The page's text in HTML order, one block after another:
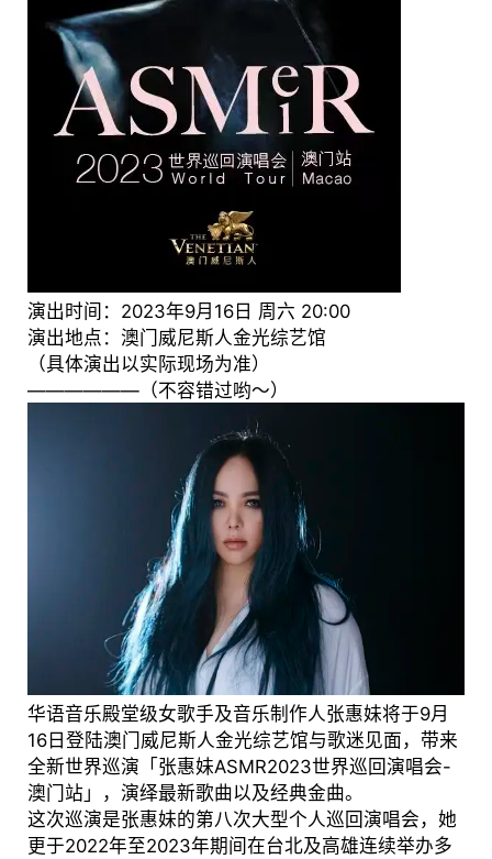
演出时间：2023年9月16日 周六 20:00
演出地点：澳门威尼斯人金光综艺馆
（具体演出以实际现场为准）
——————（不容错过哟～）
华语音乐殿堂级女歌手及音乐制作人张惠妹将于9月
16日登陆澳门威尼斯人金光综艺馆与歌迷见面，带来
全新世界巡演「张惠妹ASMR2023世界巡回演唱会-
澳门站」，演绎最新歌曲以及经典金曲。
这次巡演是张惠妹的第八次大型个人巡回演唱会，她
更于2022年至2023年期间在台北及高雄连续举办多